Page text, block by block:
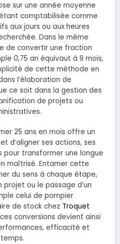
sur une année moyenne
comptabilisée comme
aux jours ou aux heures
Dans le même
de convertir une fraction
0,75 an équivaut à 9 mois,
de cette méthode en
l’élaboration de
ce soit dans la gestion des
de projets ou
25 ans en mois offre un
d’aligner ses actions, ses
transformer une longue
maîtrisé. Entamer cette
du sens à chaque étape,
ou le passage d’un
celui de pompier
de stock chez Troquet
conversions devient ainsi
efficacité et